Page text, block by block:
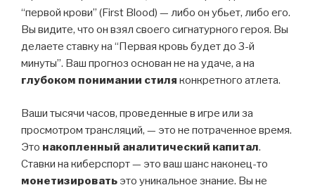
“первой крови” (First Blood) — либо он убьет, либо его.
Вы видите, что он взял своего сигнатурного героя. Вы
делаете ставку на “Первая кровь будет до 3-й
минуты”. Ваш прогноз основан не на удаче, а на
глубоком понимании стиля конкретного атлета.
Ваши тысячи часов, проведенные в игре или за
просмотром трансляций, — это не потраченное время.
Это накопленный аналитический капитал.
Ставки на киберспорт — это ваш шанс наконец-то
монетизировать это уникальное знание. Вы не